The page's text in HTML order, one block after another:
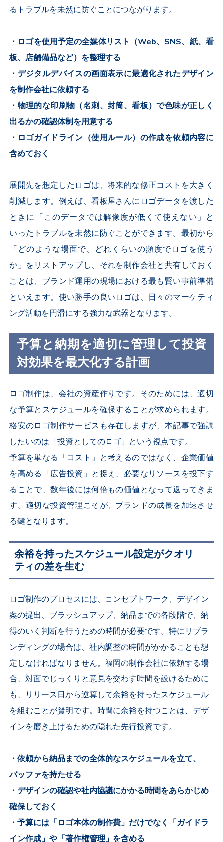
るトラブルを未然に防ぐことにつながります。
・ロゴを使用予定の全媒体リスト（Web、SNS、紙、看
板、店舗備品など）を整理する
・デジタルデバイスの画面表示に最適化されたデザイン
を制作会社に依頼する
・物理的な印刷物（名刺、封筒、看板）で色味が正しく
出るかの確認体制を用意する
・ロゴガイドライン（使用ルール）の作成を依頼内容に
含めておく
展開先を想定したロゴは、将来的な修正コストを大きく
削減します。例えば、看板屋さんにロゴデータを渡した
ときに「このデータでは解像度が低くて使えない」と
いったトラブルを未然に防ぐことができます。最初から
「どのような場面で、どれくらいの頻度でロゴを使う
か」をリストアップし、それを制作会社と共有しておく
ことは、ブランド運用の現場における最も賢い事前準備
といえます。使い勝手の良いロゴは、日々のマーケティ
ング活動を円滑にする強力な武器となります。
予算と納期を適切に管理して投資
対効果を最大化する計画
ロゴ制作は、会社の資産作りです。そのためには、適切
な予算とスケジュールを確保することが求められます。
格安のロゴ制作サービスも存在しますが、本記事で強調
したいのは「投資としてのロゴ」という視点です。
予算を単なる「コスト」と考えるのではなく、企業価値
を高める「広告投資」と捉え、必要なリソースを投下す
ることで、数年後には何倍もの価値となって返ってきま
す。適切な投資管理こそが、ブランドの成長を加速させ
る鍵となります。
余裕を持ったスケジュール設定がクオリ
ティの差を生む
ロゴ制作のプロセスには、コンセプトワーク、デザイン
案の提出、ブラッシュアップ、納品までの各段階で、納
得のいく判断を行うための時間が必要です。特にリブラ
ンディングの場合は、社内調整の時間がかかることも想
定しなければなりません。福岡の制作会社に依頼する場
合、対面でじっくりと意見を交わす時間を設けるために
も、リリース日から逆算して余裕を持ったスケジュール
を組むことが賢明です。時間に余裕を持つことは、デザ
インを磨き上げるための隠れた先行投資です。
・依頼から納品までの全体的なスケジュールを立て、
バッファを持たせる
・デザインの確認や社内協議にかかる時間をあらかじめ
確保しておく
・予算には「ロゴ本体の制作費」だけでなく「ガイドラ
イン作成」や「著作権管理」を含める